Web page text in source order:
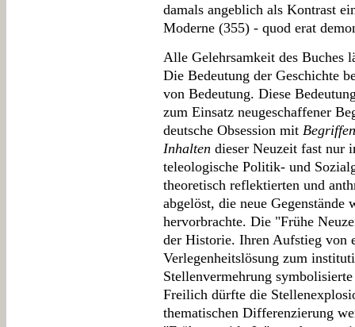
damals angeblich als Kontrast
Moderne (355) - quod erat
Alle Gelehrsamkeit des Buches
Die Bedeutung der Geschichte
von Bedeutung. Diese
zum Einsatz neugeschaffener
deutsche Obsession mit Begriffen
Inhalten dieser Neuzeit fast
teleologische Politik- und
theoretisch reflektierten und
abgelöst, die neue
hervorbrachte. Die "Frühe
der Historie. Ihren Aufstieg von
Verlegenheitslösung zum
Stellenvermehrung
Freilich dürfte die
thematischen Differenzierung